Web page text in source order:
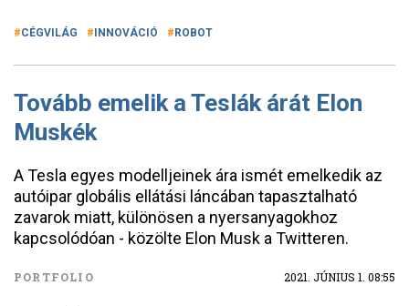
CÉGVILÁG INNOVÁCIÓ ROBOT
Tovább emelik a Teslák árát Elon
Muskék
A Tesla egyes modelljeinek ára ismét emelkedik az
autóipar globális ellátási láncában tapasztalható
zavarok miatt, különösen a nyersanyagokhoz
kapcsolódóan - közölte Elon Musk a Twitteren.
PORTFOLIO 2021. JÚNIUS 1. 08:55